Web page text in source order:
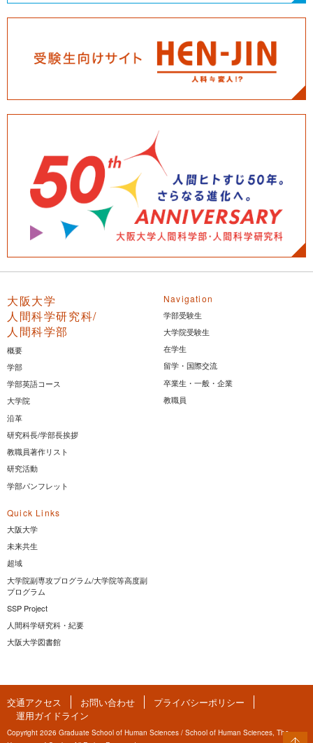
大阪大学
人間科学研究科/
人間科学部
概要
学部
学部英語コース
大学院
沿革
研究科長/学部長挨拶
教職員著作リスト
研究活動
学部パンフレット
Navigation
学部受験生
大学院受験生
在学生
留学・国際交流
卒業生・一般・企業
教職員
Quick Links
大阪大学
未来共生
超域
大学院副専攻プログラム/大学院等高度副
プログラム
SSP Project
人間科学研究科・紀要
大阪大学図書館
交通アクセス お問い合わせ
プライバシーポリシー
運用ガイドライン
Copyright 2026 Graduate School of Human Sciences / School of Human Sciences, The